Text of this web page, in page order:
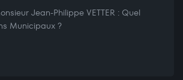
Jean-Philippe VETTER : Quel
Municipaux ?